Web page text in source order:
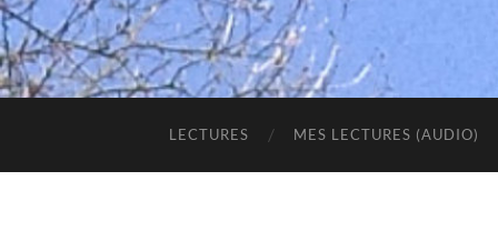
LECTURES MES LECTURES (AUDIO)